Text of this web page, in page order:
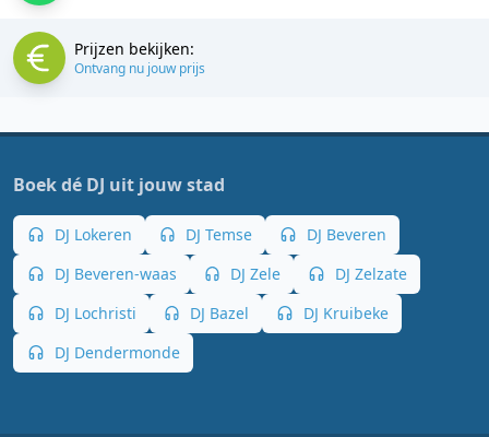
Prijzen bekijken:
Ontvang nu jouw prijs
Boek dé DJ uit jouw stad
DJ Lokeren DJ Temse
DJ Beveren
DJ Beveren-waas
DJ Zele
DJ Zelzate
DJ Lochristi
DJ Bazel
DJ Kruibeke
DJ Dendermonde